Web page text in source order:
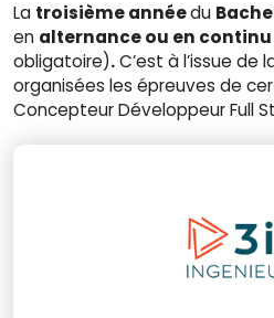
La troisième annéedu
en alternance ou en continu
obligatoire).C’est à l’issue de
organisées les épreuves de
Concepteur Développeur Full